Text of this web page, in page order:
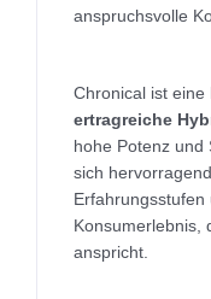
anspruchsvolle
Chronical ist eine
ertragreiche
hohe Potenz und
sich
Konsumerlebnis,
anspricht.